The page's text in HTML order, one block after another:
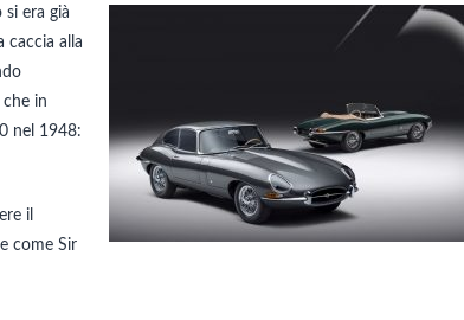
era già
caccia alla
in
nel 1948:
il
come Sir